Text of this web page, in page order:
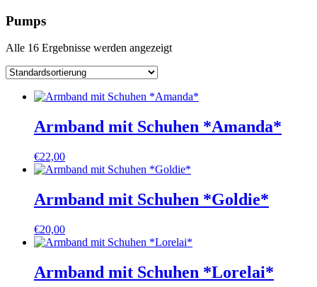
Pumps
Alle 16 Ergebnisse werden angezeigt
Armband mit Schuhen *Amanda*
€22,00
Armband mit Schuhen *Goldie*
€20,00
Armband mit Schuhen *Lorelai*